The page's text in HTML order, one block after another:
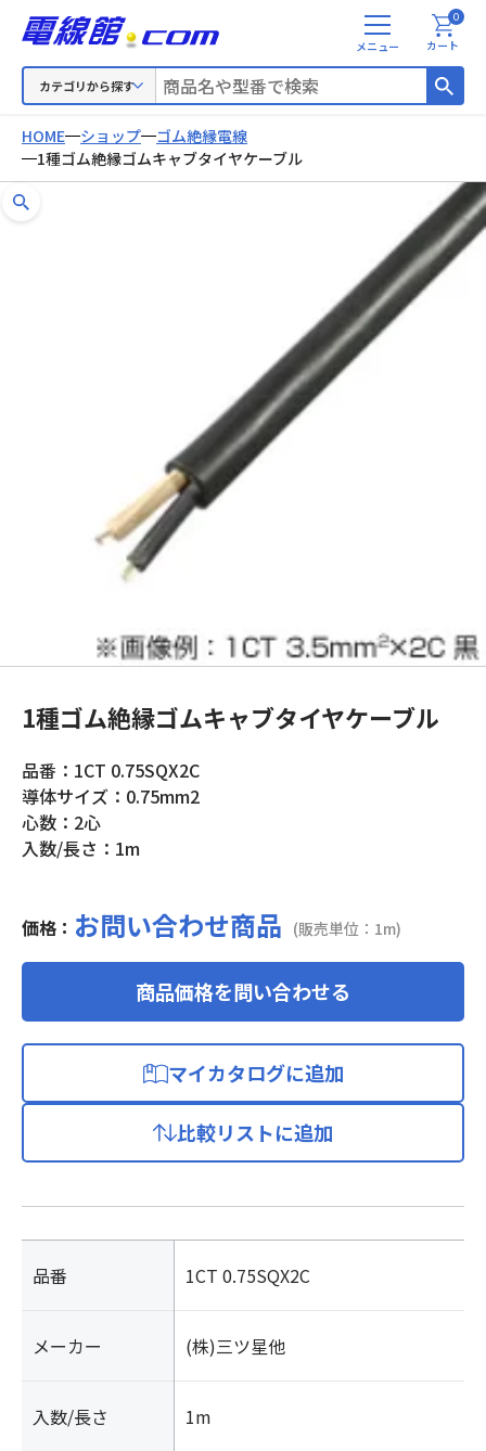
カテゴリから探す
メ
ニ
カート
0
HOME ショップ
ゴム絶縁電線
1種ゴム絶縁ゴムキャブタイヤケーブル
1種ゴム絶縁ゴムキャブタイヤケーブル
品番：1CT 0.75SQX2C
導体サイズ：0.75mm2
心数：2心
入数/長さ：1m
価格： お問い合わせ商品 (販売単位：1m)
商品価格を問い合わせる
マイカタログに追加
比較リストに追加
品番 1CT 0.75SQX2C
メーカー (株)三ツ星他
入数/長さ 1m